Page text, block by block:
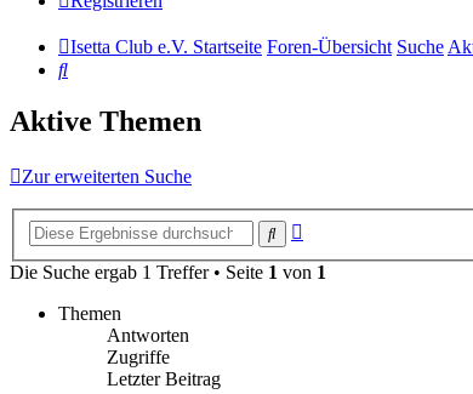
Isetta Club e.V. Startseite Foren-Übersicht Suche
Suche
Aktive Themen
Zur erweiterten Suche
Suche
Die Suche ergab 1 Treffer • Seite 1 von 1
Themen
Antworten
Zugriffe
Letzter Beitrag